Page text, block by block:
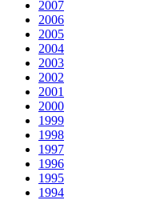
2007
2006
2005
2004
2003
2002
2001
2000
1999
1998
1997
1996
1995
1994